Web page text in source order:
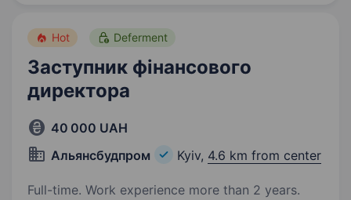
Hot Deferment
Заступник фінансового
директора
40 000 UAH
Альянсбудпром
Kyiv, 4.6 km from center
Full-time. Work experience more than 2 years.